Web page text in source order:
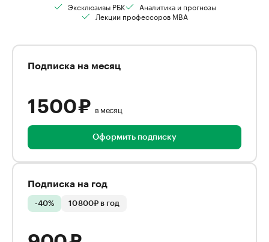
Эксклюзивы РБК
Аналитика и прогнозы
Лекции профессоров MBA
Подписка на месяц
1 500 ₽ в месяц
Оформить подписку
Подписка на год
-40% 10 800₽ в год